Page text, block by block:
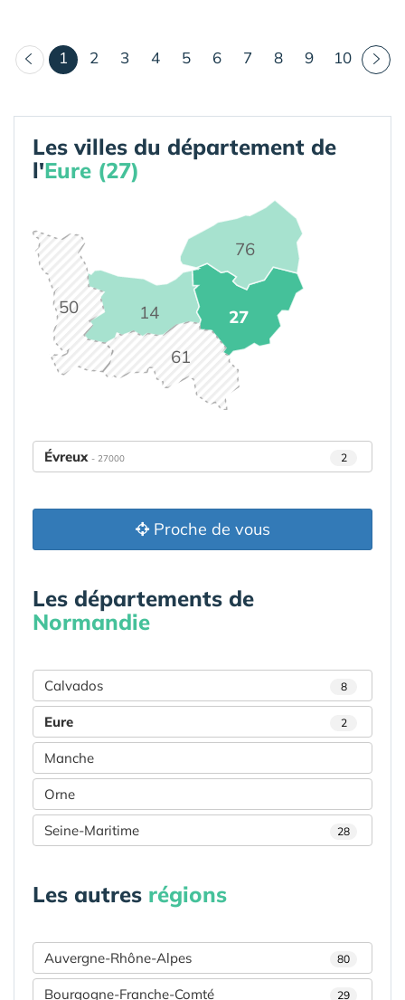
1 (courant)
2 3 4 5 6 7 8 9 10
Les villes du département de
l'Eure (27)
14 27
50
61
76
Évreux - 27000 2
Proche de vous
Les départements de
Normandie
Calvados 8
Eure 2
Manche
Orne
Seine-Maritime 28
Les autres régions
Auvergne-Rhône-Alpes 80
Bourgogne-Franche-Comté 29